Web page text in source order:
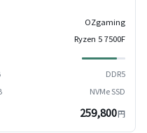
OZgaming
Ryzen 5 7500F
DDR5
NVMe SSD
259,800円